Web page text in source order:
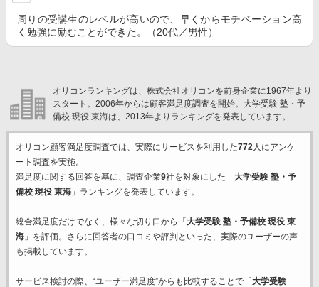
周りの受講生のレベルが高いので、早くからモチベーション高
く勉強に励むことができた。（20代／男性）
オリコンランキングは、株式会社オリコンを前身企業に1967年より
スタート。2006年からは顧客満足度調査を開始。大学受験 塾・予
備校 現役 東海は、2013年よりランキングを発表しています。
オリコン顧客満足度調査では、実際にサービスを利用した772人にアンケ
ート調査を実施。
満足度に関する回答を基に、調査企業9社を対象にした「 大学受験 塾・予
備校 現役 東海」ランキングを発表しています。
総合満足度だけでなく、様々な切り口から「 大学受験 塾・予備校 現役 東
海」を評価。さらに回答者の口コミや評判といった、実際のユーザーの声
も掲載しています。
サービス検討の際、“ユーザー満足度”からも比較することで「 大学受験